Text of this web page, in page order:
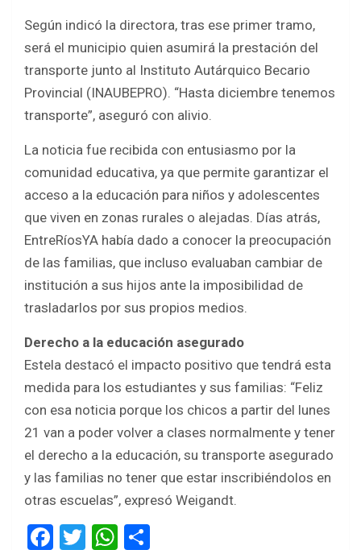
Según indicó la directora, tras ese primer tramo,
será el municipio quien asumirá la prestación del
transporte junto al Instituto Autárquico Becario
Provincial (INAUBEPRO). “Hasta diciembre tenemos
transporte”, aseguró con alivio.
La noticia fue recibida con entusiasmo por la
comunidad educativa, ya que permite garantizar el
acceso a la educación para niños y adolescentes
que viven en zonas rurales o alejadas. Días atrás,
EntreRíosYA había dado a conocer la preocupación
de las familias, que incluso evaluaban cambiar de
institución a sus hijos ante la imposibilidad de
trasladarlos por sus propios medios.
Derecho a la educación asegurado
Estela destacó el impacto positivo que tendrá esta
medida para los estudiantes y sus familias: “Feliz
con esa noticia porque los chicos a partir del lunes
21 van a poder volver a clases normalmente y tener
el derecho a la educación, su transporte asegurado
y las familias no tener que estar inscribiéndolos en
otras escuelas”, expresó Weigandt.
F
T
W